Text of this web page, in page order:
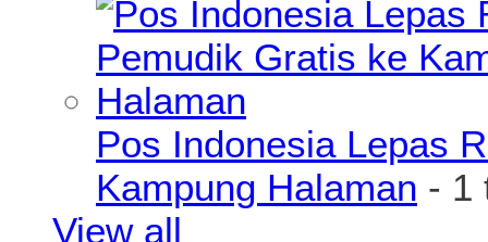
Pos Indonesia Lepas
Kampung Halaman - 1
View all